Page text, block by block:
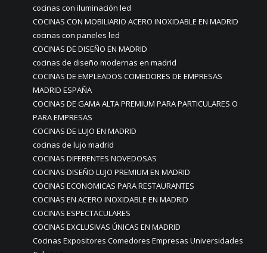
cocinas con iluminación led
COCINAS CON MOBILIARIO ACERO INOXIDABLE EN MADRID
cocinas con paneles led
COCINAS DE DISEÑO EN MADRID
cocinas de diseño modernas en madrid
COCINAS DE EMPLEADOS COMEDORES DE EMPRESAS
MADRID ESPAÑA
COCINAS DE GAMA ALTA PREMIUM PARA PARTICULARES O
PARA EMPRESAS
COCINAS DE LUJO EN MADRID
cocinas de lujo madrid
COCINAS DIFERENTES NOVEDOSAS
COCINAS DISEÑO LUJO PREMIUM EN MADRID
COCINAS ECONOMICAS PARA RESTAURANTES
COCINAS EN ACERO INOXIDABLE EN MADRID
COCINAS ESPECTACULARES
COCINAS EXCLUSIVAS ÚNICAS EN MADRID
Cocinas Expositores Comedores Empresas Universidades